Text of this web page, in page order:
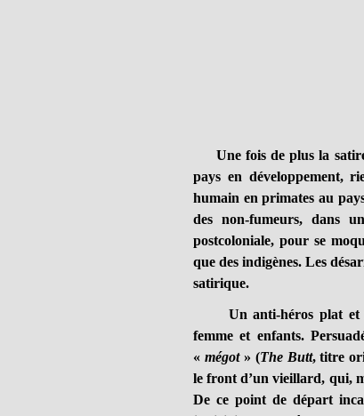
Une fois de plus la satire
pays en développement,
humain en primates au
des non-fumeurs, dans
postcoloniale, pour se
que des indigènes. Les
satirique.
Un anti-héros plat et
femme et enfants.
« mégot» (The Butt, titre
le front d’un vieillard, qui,
De ce point de départ